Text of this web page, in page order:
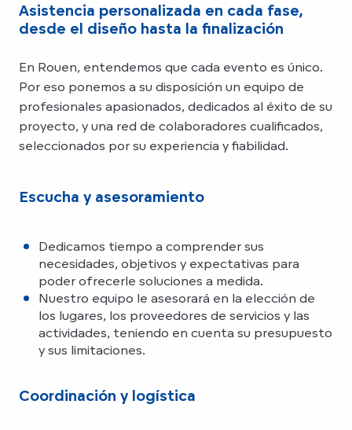
Asistencia personalizada en cada fase,
desde el diseño hasta la finalización
En Rouen, entendemos que cada evento es único.
Por eso ponemos a su disposición un equipo de
profesionales apasionados, dedicados al éxito de su
proyecto, y una red de colaboradores cualificados,
seleccionados por su experiencia y fiabilidad.
Escucha y asesoramiento
Dedicamos tiempo a comprender sus
necesidades, objetivos y expectativas para
poder ofrecerle soluciones a medida.
Nuestro equipo le asesorará en la elección de
los lugares, los proveedores de servicios y las
actividades, teniendo en cuenta su presupuesto
y sus limitaciones.
Coordinación y logística